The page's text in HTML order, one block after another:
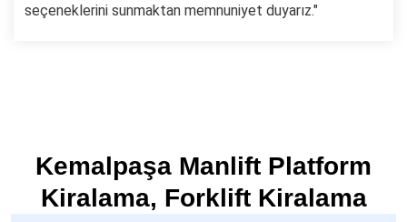
seçeneklerini sunmaktan memnuniyet duyarız."
Kemalpaşa Manlift Platform
Kiralama, Forklift Kiralama